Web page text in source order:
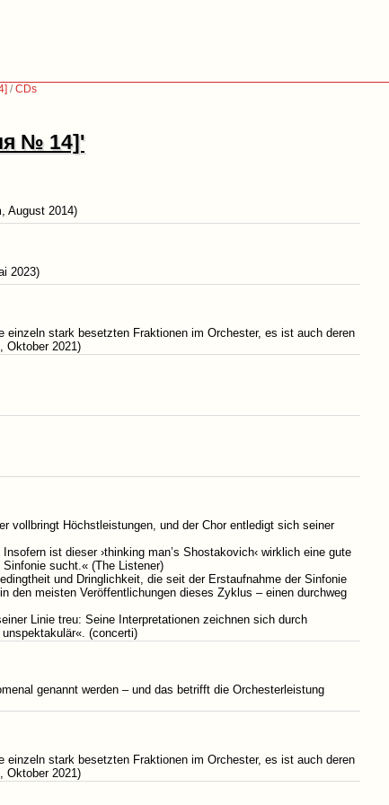
/CDs
№ 14]'
August 2014)
2023)
stark besetzten Fraktionen im Orchester, es ist auch deren
Oktober 2021)
vollbringt Höchstleistungen, und der Chor entledigt sich seiner
ist dieser ›thinking man’s Shostakovich‹ wirklich eine gute
sucht.« (The Listener)
und Dringlichkeit, die seit der Erstaufnahme der Sinfonie
den meisten Veröffentlichungen dieses Zyklus – einen durchweg
Linie treu: Seine Interpretationen zeichnen sich durch
(concerti)
genannt werden – und das betrifft die Orchesterleistung
stark besetzten Fraktionen im Orchester, es ist auch deren
Oktober 2021)